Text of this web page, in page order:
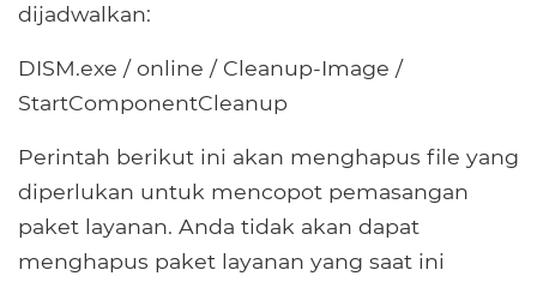
dijadwalkan:
DISM.exe / online / Cleanup-Image /
StartComponentCleanup
Perintah berikut ini akan menghapus file yang
diperlukan untuk mencopot pemasangan
paket layanan. Anda tidak akan dapat
menghapus paket layanan yang saat ini